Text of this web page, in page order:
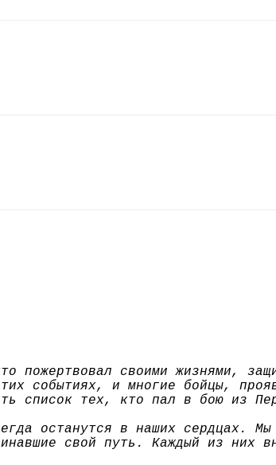
пожертвовал своими жизнями,
событиях, и многие бойцы,
список тех, кто пал в бою из
останутся в наших сердцах.
свой путь. Каждый из них